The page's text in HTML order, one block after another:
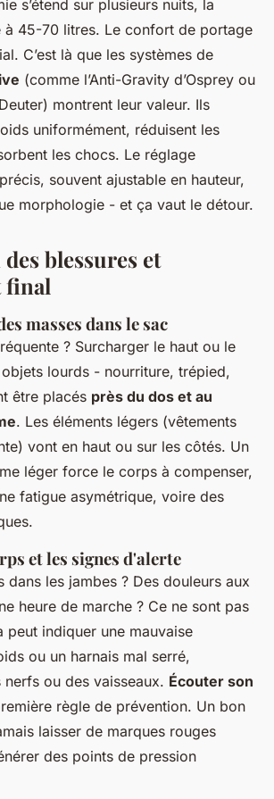
s’étend sur plusieurs nuits, la
à 45-70 litres. Le confort de portage
C’est là que les systèmes de
(comme l’Anti-Gravity d’Osprey ou
montrent leur valeur. Ils
uniformément, réduisent les
les chocs. Le réglage
souvent ajustable en hauteur,
morphologie - et ça vaut le détour.
blessures et
final
masses dans le sac
? Surcharger le haut ou le
lourds - nourriture, trépied,
être placés près du dos et au
. Les éléments légers (vêtements
vont en haut ou sur les côtés. Un
léger force le corps à compenser,
fatigue asymétrique, voire des
et les signes d'alerte
dans les jambes ? Des douleurs aux
heure de marche ? Ce ne sont pas
peut indiquer une mauvaise
ou un harnais mal serré,
ou des vaisseaux. Écouter son
règle de prévention. Un bon
laisser de marques rouges
des points de pression